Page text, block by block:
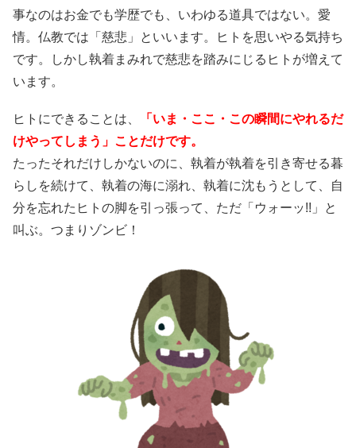
事なのはお金でも学歴でも、いわゆる道具ではない。愛
情。仏教では「慈悲」といいます。ヒトを思いやる気持ち
です。しかし執着まみれで慈悲を踏みにじるヒトが増えて
います。
ヒトにできることは、
「いま・ここ・この瞬間にやれるだ
けやってしまう」ことだけです。
たったそれだけしかないのに、執着が執着を引き寄せる暮
らしを続けて、執着の海に溺れ、執着に沈もうとして、自
分を忘れたヒトの脚を引っ張って、ただ「ウォーッ!!」と
叫ぶ。つまりゾンビ！